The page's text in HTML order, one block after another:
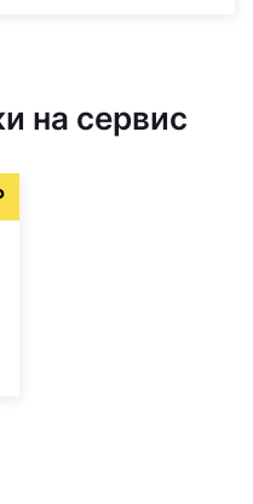
на сервис